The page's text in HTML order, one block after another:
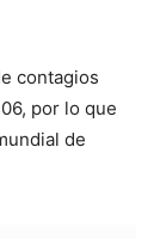
contagios
por lo que
de